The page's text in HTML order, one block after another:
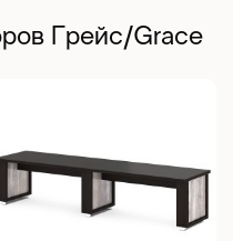
Грейс/Grace